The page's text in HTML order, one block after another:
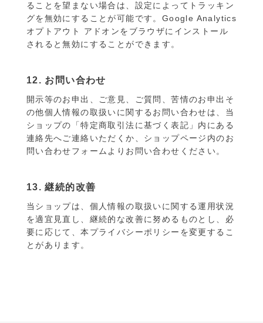
ることを望まない場合は、設定によってトラッキン
グを無効にすることが可能です。Google Analytics
オプトアウト アドオンをブラウザにインストール
されると無効にすることができます。
12. お問い合わせ
開示等のお申出、ご意見、ご質問、苦情のお申出そ
の他個人情報の取扱いに関するお問い合わせは、当
ショップの「特定商取引法に基づく表記」内にある
連絡先へご連絡いただくか、ショップページ内のお
問い合わせフォームよりお問い合わせください。
13. 継続的改善
当ショップは、個人情報の取扱いに関する運用状況
を適宜見直し、継続的な改善に努めるものとし、必
要に応じて、本プライバシーポリシーを変更するこ
とがあります。